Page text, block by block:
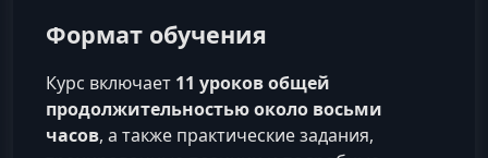
Формат обучения
Курс включает 11 уроков общей
продолжительностью около восьми
часов, а также практические задания,